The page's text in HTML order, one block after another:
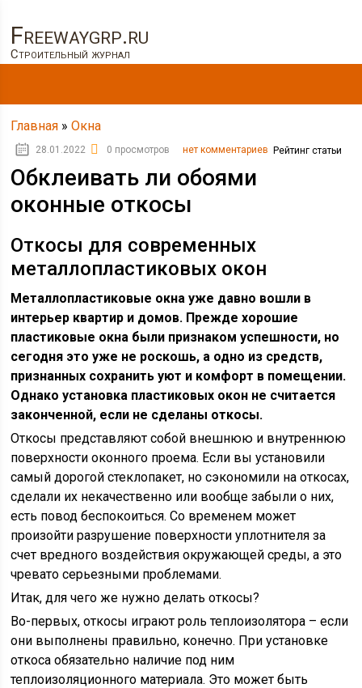
Freewaygrp.ru
Строительный журнал
Главная »Окна
28.01.2022 0 просмотров нет комментариев Рейтинг статьи
Обклеивать ли обоями
оконные откосы
Откосы для современных
металлопластиковых окон
Металлопластиковые окна уже давно вошли в
интерьер квартир и домов. Прежде хорошие
пластиковые окна были признаком успешности, но
сегодня это уже не роскошь, а одно из средств,
признанных сохранить уют и комфорт в помещении.
Однако установка пластиковых окон не считается
законченной, если не сделаны откосы.
Откосы представляют собой внешнюю и внутреннюю
поверхности оконного проема. Если вы установили
самый дорогой стеклопакет, но сэкономили на откосах,
сделали их некачественно или вообще забыли о них,
есть повод беспокоиться. Со временем может
произойти разрушение поверхности уплотнителя за
счет вредного воздействия окружающей среды, а это
чревато серьезными проблемами.
Итак, для чего же нужно делать откосы?
Во-первых, откосы играют роль теплоизолятора – если
они выполнены правильно, конечно. При установке
откоса обязательно наличие под ним
теплоизоляционного материала. Это может быть